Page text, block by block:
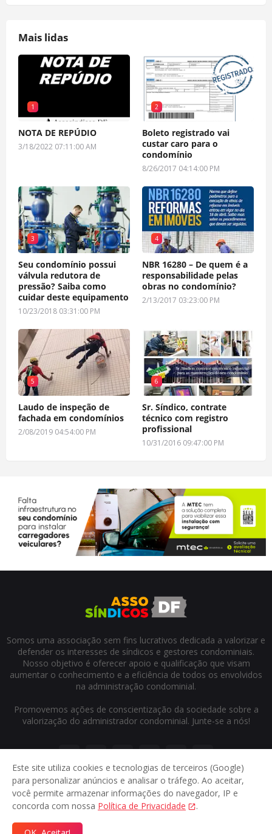
Mais lidas
1
NOTA DE REPÚDIO
3/18/2022 07:11:00 AM
2
Boleto registrado vai
custar caro para o
condomínio
8/26/2017 04:14:00 PM
3
Seu condomínio possui
válvula redutora de
pressão? Saiba como
cuidar deste equipamento
10/23/2018 03:31:00 PM
4
NBR 16280 – De quem é a
responsabilidade pelas
obras no condomínio?
2/13/2017 03:23:00 PM
5
Laudo de inspeção de
fachada em condomínios
2/08/2019 04:54:00 PM
6
Sr. Síndico, contrate
técnico com registro
profissional
10/31/2016 09:47:00 PM
Somos uma associação sem fins lucrativos dedicada a valorizar e
defender os interesses de síndicos e gestores condominiais.
Nosso objetivo é oferecer apoio e qualificação que visam
aumentar o conhecimento e a eficiência de todos os envolvidos
na administração condominial.
Promovemos ações de conscientização da sociedade sobre a
valorização do administrador condominial. Junte-se a nós!
Sobre Contato Privacidade
Este site utiliza cookies e tecnologias de terceiros (Google)
para personalizar anúncios e analisar o tráfego. Ao aceitar,
você permite armazenar informações do navegador, IP e
concorda com nossa Política de Privacidade .